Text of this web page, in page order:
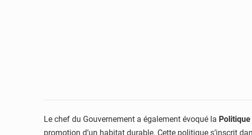
Le chef du Gouvernement a également évoqué la
promotion d’un habitat durable. Cette politique s’inscrit